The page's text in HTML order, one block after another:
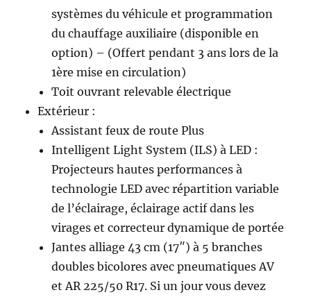
systèmes du véhicule et programmation
du chauffage auxiliaire (disponible en
option) – (Offert pendant 3 ans lors de la
1ère mise en circulation)
Toit ouvrant relevable électrique
Extérieur :
Assistant feux de route Plus
Intelligent Light System (ILS) à LED :
Projecteurs hautes performances à
technologie LED avec répartition variable
de l’éclairage, éclairage actif dans les
virages et correcteur dynamique de portée
Jantes alliage 43 cm (17″) à 5 branches
doubles bicolores avec pneumatiques AV
et AR 225/50 R17. Si un jour vous devez